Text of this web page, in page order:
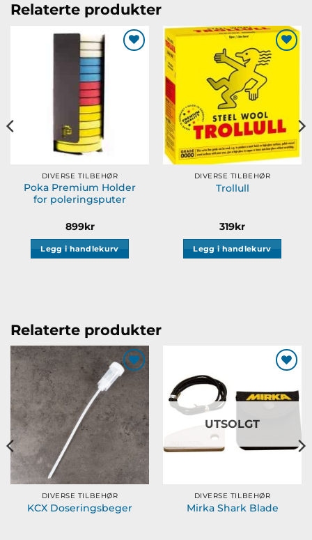
Relaterte produkter
DIVERSE TILBEHØR
Poka Premium Holder
for poleringsputer
899kr
Legg i handlekurv
Legg til
ønskeliste
DIVERSE TILBEHØR
Trollull
319kr
Legg i handlekurv
Relaterte produkter
Legg til
ønskeliste
DIVERSE TILBEHØR
KCX Doseringsbeger
ønskeliste
UTSOLGT
DIVERSE TILBEHØR
Mirka Shark Blade